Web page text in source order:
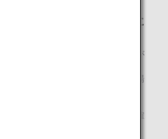
よびマイル口座グループに
。
は、減算時に口座にある有効期限が
に使用されます。
プに同じ有効期限のマイルがある場
自動的に合算して使用されます。
ープ4→3→2→1
」よりご確